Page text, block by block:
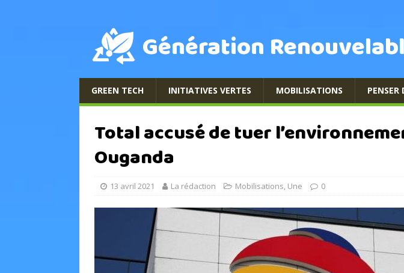
Génération
GREEN TECH INITIATIVES VERTES MOBILISATIONS PENSER
Total accusé de tuer
Ouganda
13 avril 2021 La rédaction Mobilisations, Une 0